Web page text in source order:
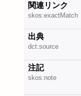
関連リンク
skos:exactMatch
出典
dct:source
注記
skos:note